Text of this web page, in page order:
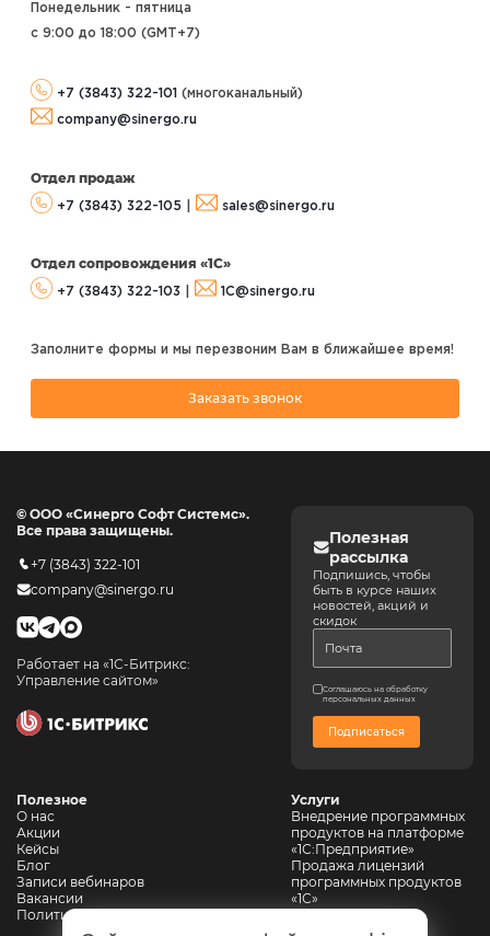
Понедельник - пятница
с 9:00 до 18:00 (GMT+7)
+7 (3843) 322-101 (многоканальный)
company@sinergo.ru
Отдел продаж
+7 (3843) 322-105 sales@sinergo.ru
Отдел сопровождения «1С»
+7 (3843) 322-103 1C@sinergo.ru
Заполните формы и мы перезвоним Вам в ближайшее время!
Заказать звонок
© ООО «Синерго Софт Системс».
Все права защищены.
+7 (3843) 322-101
company@sinergo.ru
Работает на «1С-Битрикс:
Управление сайтом»
Полезная
рассылка
Подпишись, чтобы
быть в курсе наших
новостей, акций и
скидок
Соглашаюсь на обработку
персональных данных
Подписаться
Полезное
О нас
Акции
Кейсы
Блог
Записи вебинаров
Вакансии
Политика конфиденциальности
Услуги
Внедрение программных
продуктов на платформе
«1С:Предприятие»
Продажа лицензий
программных продуктов
«1С»
Сопровождение 1С
Автоматизация